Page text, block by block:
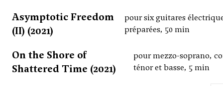
Asymptotic Freedom
(II) (2021)
pour six guitares
préparées, 50 min
On the Shore of
Shattered Time (2021)
pour mezzo-soprano,
ténor et basse, 5 min